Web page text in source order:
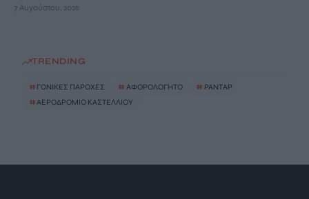
7 Αυγούστου, 2026
TRENDING
# ΓΟΝΙΚΕΣ ΠΑΡΟΧΕΣ # ΑΦΟΡΟΛΟΓΗΤΟ # ΡΑΝΤΑΡ
#ΑΕΡΟΔΡΟΜΙΟ ΚΑΣΤΕΛΛΙΟΥ